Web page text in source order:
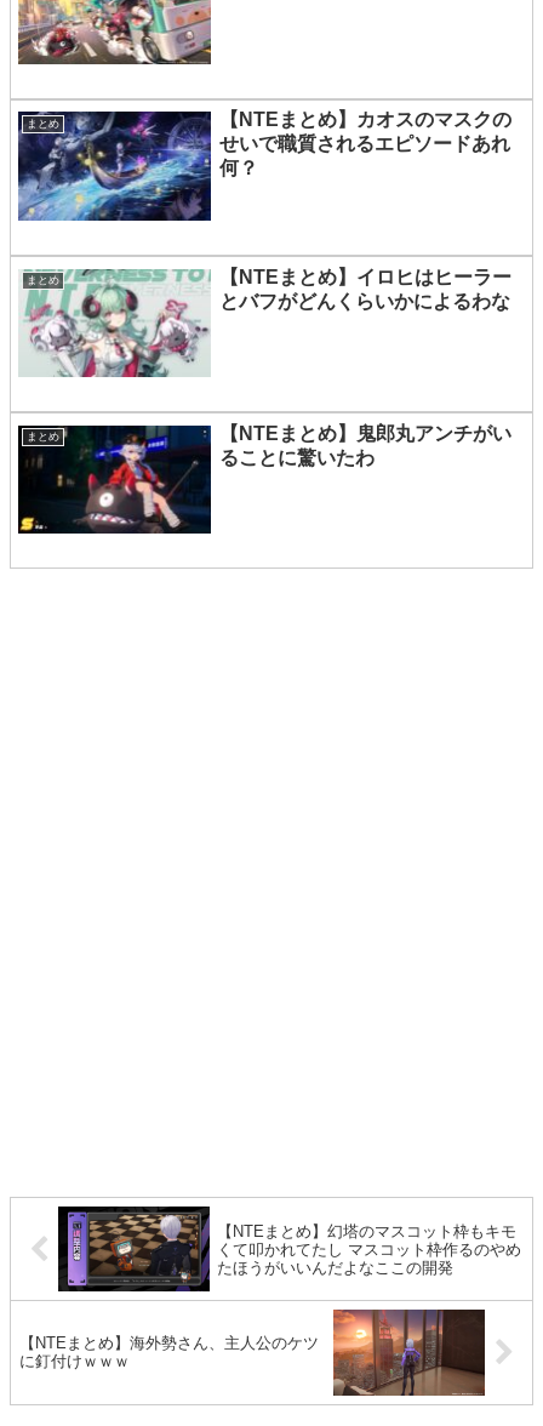
まとめ
【NTEまとめ】カオスのマスクの
せいで職質されるエピソードあれ
何？
まとめ
【NTEまとめ】イロヒはヒーラー
とバフがどんくらいかによるわな
まとめ
【NTEまとめ】鬼郎丸アンチがい
ることに驚いたわ
【NTEまとめ】幻塔のマスコット枠もキモ
くて叩かれてたし マスコット枠作るのやめ
たほうがいいんだよなここの開発
【NTEまとめ】海外勢さん、主人公のケツ
に釘付けｗｗｗ